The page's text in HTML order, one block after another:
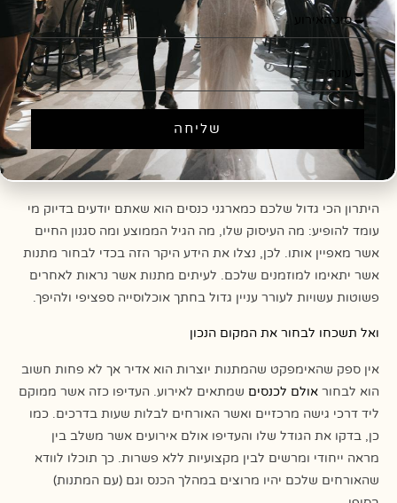
זכרו שהמוזמנים שלכם נמצאים במגוון של כנסים בכל רחבי העולם
ומקבלים באופן קבוע מגוון של מתנות ולכן אתם חייבים להיות
מיוחדים. ייתכן ואלו יהיו מתנות מצחיקות (כמו טי שרטים עם כיתוב
מצחיק), מפתיעות או מעוררות סקרנות אך העיקר שהן יהיו מיוחדות.
בסופו של דבר, כולנו זוכרים את הדברים המיוחדים והם נצרבים לנו
נצלו את ההיכרות שלכם עם קהל היעד
היתרון הכי גדול שלכם כמארגני כנסים הוא שאתם יודעים בדיוק מי
עומד להופיע: מה העיסוק שלו, מה הגיל הממוצע ומה סגנון החיים
אשר מאפיין אותו. לכן, נצלו את הידע היקר הזה בכדי לבחור מתנות
אשר יתאימו למוזמנים שלכם. לעיתים מתנות אשר נראות לאחרים
פשוטות עשויות לעורר עניין גדול בחתך אוכלוסייה ספציפי ולהיפך.
ואל תשכחו לבחור את המקום הנכון
אין ספק שהאימפקט שהמתנות יוצרות הוא אדיר אך לא פחות חשוב
הוא לבחור אולם לכנסים שמתאים לאירוע. העדיפו כזה אשר ממוקם
ליד דרכי גישה מרכזיים ואשר האורחים לבלות שעות בדרכים. כמו
כן, בדקו את הגודל שלו והעדיפו אולם אירועים אשר משלב בין
מראה ייחודי ומרשים לבין מקצועיות ללא פשרות. כך תוכלו לוודא
שהאורחים שלכם יהיו מרוצים במהלך הכנס וגם (עם המתנות)
שליחה